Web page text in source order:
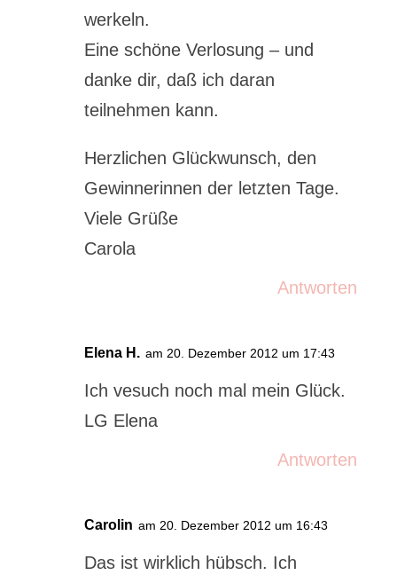
werkeln.
Eine schöne Verlosung – und
danke dir, daß ich daran
teilnehmen kann.
Herzlichen Glückwunsch, den
Gewinnerinnen der letzten Tage.
Viele Grüße
Carola
Antworten
Elena H. am 20. Dezember 2012 um 17:43
Ich vesuch noch mal mein Glück.
LG Elena
Antworten
Carolin am 20. Dezember 2012 um 16:43
Das ist wirklich hübsch. Ich